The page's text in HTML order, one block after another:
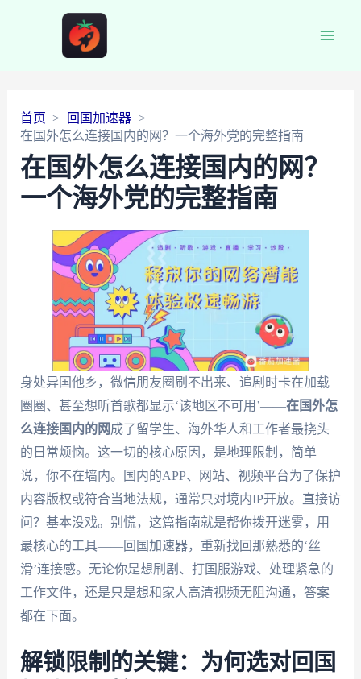
首页
回国加速器
在国外怎么连接国内的网？一个海外党的完整指南
在国外怎么连接国内的网？
一个海外党的完整指南
身处异国他乡，微信朋友圈刷不出来、追剧时卡在加载
圈圈、甚至想听首歌都显示‘该地区不可用’——在国外怎
么连接国内的网成了留学生、海外华人和工作者最挠头
的日常烦恼。这一切的核心原因，是地理限制，简单
说，你不在墙内。国内的APP、网站、视频平台为了保护
内容版权或符合当地法规，通常只对境内IP开放。直接访
问？基本没戏。别慌，这篇指南就是帮你拨开迷雾，用
最核心的工具——回国加速器，重新找回那熟悉的‘丝
滑’连接感。无论你是想刷剧、打国服游戏、处理紧急的
工作文件，还是只是想和家人高清视频无阻沟通，答案
都在下面。
解锁限制的关键：为何选对回国